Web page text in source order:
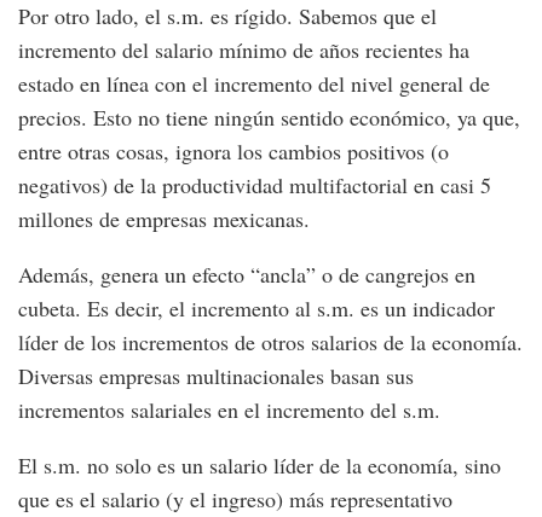
Por otro lado, el s.m. es rígido. Sabemos que el
incremento del salario mínimo de años recientes ha
estado en línea con el incremento del nivel general de
precios. Esto no tiene ningún sentido económico, ya que,
entre otras cosas, ignora los cambios positivos (o
negativos) de la productividad multifactorial en casi 5
millones de empresas mexicanas.
Además, genera un efecto “ancla” o de cangrejos en
cubeta. Es decir, el incremento al s.m. es un indicador
líder de los incrementos de otros salarios de la economía.
Diversas empresas multinacionales basan sus
incrementos salariales en el incremento del s.m.
El s.m. no solo es un salario líder de la economía, sino
que es el salario (y el ingreso) más representativo